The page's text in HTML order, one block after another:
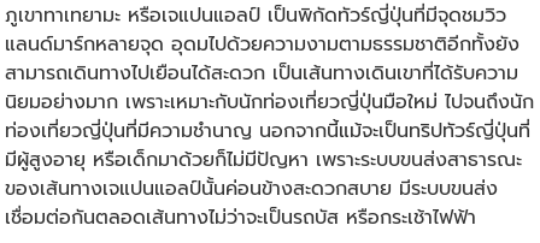
ภูเขาทาเทยามะ หรือเจแปนแอลป์ เป็นพิกัดทัวร์ญี่ปุ่นที่มีจุดชมวิว
แลนด์มาร์กหลายจุด อุดมไปด้วยความงามตามธรรมชาติอีกทั้งยัง
สามารถเดินทางไปเยือนได้สะดวก เป็นเส้นทางเดินเขาที่ได้รับความ
นิยมอย่างมาก เพราะเหมาะกับนักท่องเที่ยวญี่ปุ่นมือใหม่ ไปจนถึงนัก
ท่องเที่ยวญี่ปุ่นที่มีความชำนาญ นอกจากนี้แม้จะเป็นทริปทัวร์ญี่ปุ่นที่
มีผู้สูงอายุ หรือเด็กมาด้วยก็ไม่มีปัญหา เพราะระบบขนส่งสาธารณะ
ของเส้นทางเจแปนแอลป์นั้นค่อนข้างสะดวกสบาย มีระบบขนส่ง
เชื่อมต่อกันตลอดเส้นทางไม่ว่าจะเป็นรถบัส หรือกระเช้าไฟฟ้า